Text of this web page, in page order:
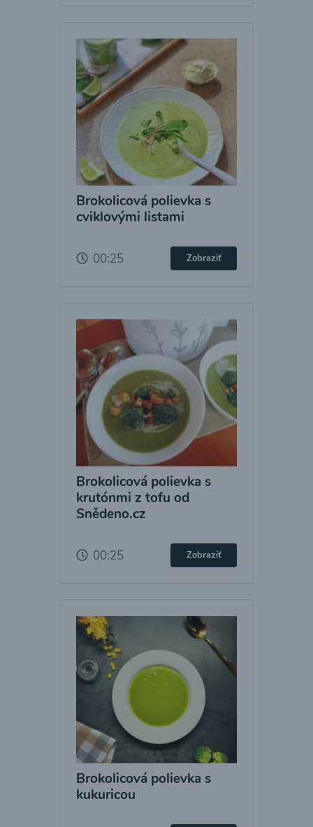
Brokolicová polievka s
cviklovými listami
00:25 Zobraziť
Brokolicová polievka s
krutónmi z tofu od
Snědeno.cz
00:25 Zobraziť
Brokolicová polievka s
kukuricou